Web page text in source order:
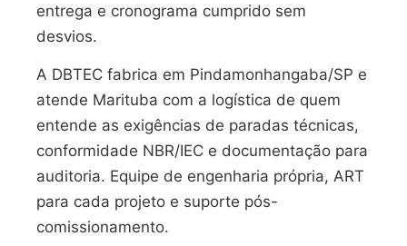
entrega e cronograma cumprido sem
desvios.
A DBTEC fabrica em Pindamonhangaba/SP e
atende Marituba com a logística de quem
entende as exigências de paradas técnicas,
conformidade NBR/IEC e documentação para
auditoria. Equipe de engenharia própria, ART
para cada projeto e suporte pós-
comissionamento.